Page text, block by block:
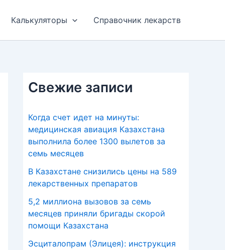
Калькуляторы Справочник лекарств
Свежие записи
Когда счет идет на минуты:
медицинская авиация Казахстана
выполнила более 1300 вылетов за
семь месяцев
В Казахстане снизились цены на 589
лекарственных препаратов
5,2 миллиона вызовов за семь
месяцев приняли бригады скорой
помощи Казахстана
Эсциталопрам (Элицея): инструкция